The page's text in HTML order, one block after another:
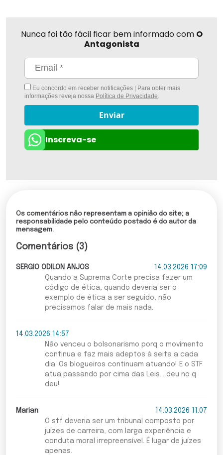
Nunca foi tão fácil ficar bem informado com O
Antagonista
Eu concordo em receber notificações | Para obter mais
informações reveja nossa Política de Privacidade.
Enviar
Inscreva-se
Os comentários não representam a opinião do site; a
responsabilidade pelo conteúdo postado é do autor da
mensagem.
Comentários (3)
SERGIO ODILON ANJOS
14.03.2026 17:09
Quando a Suprema Corte precisa fazer um
código de ética, quando deveria ser o
exemplo de ética a ser seguido, não
precisamos falar de mais nada.
14.03.2026 14:57
Não venceu o bolsonarismo porq o movimento
continua e faz mais adeptos à seita a cada
dia. Os blogueiros continuam atuando! E o STF
atua passando por cima das Leis... deu no q
deu!
Marian
14.03.2026 11:07
O stf deveria ser um tribunal composto por
juízes de carreira, com larga experiência e
conduta moral irrepreensível. É lugar de juízes
apenas.